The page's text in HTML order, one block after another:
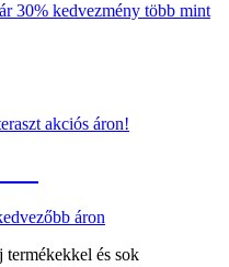
30% kedvezmény több mint
akciós áron!
áron
és sok